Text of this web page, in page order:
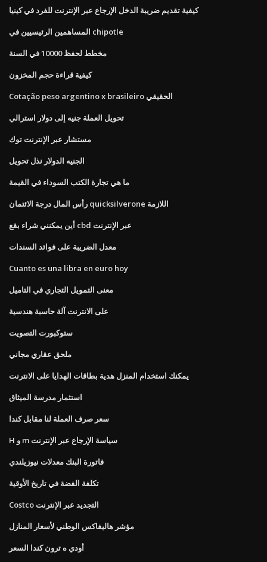
كيفية تقديم ضريبة الدخل الإرجاع عبر الإنترنت للفرد في كينيا
المساهمين الرئيسيين في chipotle
مخطط لحفظ 10000 في السنة
كيفية قراءة حجم المخزون
Cotação peso argentino x brasileiro الحقيقي
تحويل العملة جنيه إلى دولار استرالي
مستشار عبر الإنترنت توك
الجنيه الدولار نذل تحويل
ما هي تجارة الكتب السوداء في القيمة
رأس المال درجة الائتمان quicksilverone اللازمة
أين يمكنني شراء بقع cbd عبر الإنترنت
معدل الضريبة على فوائد السندات
Cuanto es una libra en euro hoy
معنى التمويل التجاري في التاميل
على الانترنت آلة حاسبة هندسية
ستوكبورت التصويت
ملحق عقاري مجاني
يمكنك استخدام المنزل هدية بطاقات الهدايا على الانترنت
استثمار مدرسة الميثاق
سعر صرف العملة لنا مقابل كندا
H و m سياسة الإرجاع عبر الإنترنت
فاتورة البنك معدلات نيوزيلندي
تكلفة الفضة في تاريخ الأوقية
Costco التجديد عبر الإنترنت
مؤشر هاليفاكس الوطني لأسعار المنازل
أودي ه ترون كندا السعر